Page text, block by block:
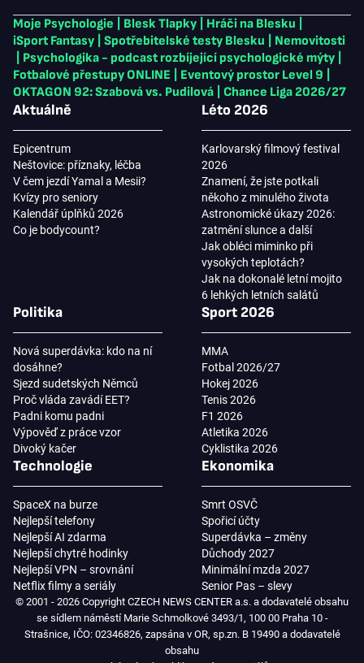
Moje Psychologie Blesk Tlapky Hráči na Blesku
iSport Fantasy
Spotřebitelské testy Blesku
Nemovitosti
Psychologika - podcast rozbíjející psychologické mýty
Fotbalové přestupy ONLINE
Eventový prostor Level 9
OKTAGON 92: Szabová vs. Pudilová
Chance Liga 2026/27
Aktuálně
Epicentrum
Neštovice: příznaky, léčba
V čem jezdí Yamal a Mesii?
Kvízy pro seniory
Kalendář úplňků 2026
Co je bodycount?
Léto 2026
Karlovarský filmový festival
2026
Znamení, že jste potkali
někoho z minulého života
Astronomické úkazy 2026:
zatmění slunce a další
Jak obléci miminko při
vysokých teplotách?
Jak na dokonalé letní mojito
6 lehkých letních salátů
Politika
Nová superdávka: kdo na ní
dosáhne?
Sjezd sudetských Němců
Proč vláda zavádí EET?
Padni komu padni
Výpověď z práce vzor
Divoký kačer
Sport 2026
MMA
Fotbal 2026/27
Hokej 2026
Tenis 2026
F1 2026
Atletika 2026
Cyklistika 2026
Technologie
SpaceX na burze
Nejlepší telefony
Nejlepší AI zdarma
Nejlepší chytré hodinky
Nejlepší VPN – srovnání
Netflix filmy a seriály
Ekonomika
Smrt OSVČ
Spořicí účty
Superdávka – změny
Důchody 2027
Minimální mzda 2027
Senior Pas – slevy
© 2001 - 2026 Copyright CZECH NEWS CENTER a.s. a dodavatelé obsahu
se sídlem náměstí Marie Schmolkové 3493/1, 100 00 Praha 10 -
Strašnice, IČO: 02346826, zapsána v OR, sp.zn. B 19490 a dodavatelé
obsahu